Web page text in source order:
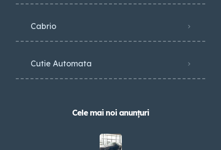
Cabrio
Cutie Automata
Cele mai noi anunțuri